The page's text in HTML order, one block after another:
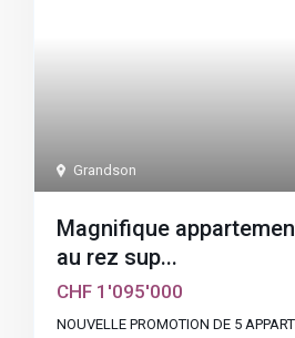
Grandson
Magnifique
au rez sup...
CHF 1'095'000
NOUVELLE PROMOTION DE 5